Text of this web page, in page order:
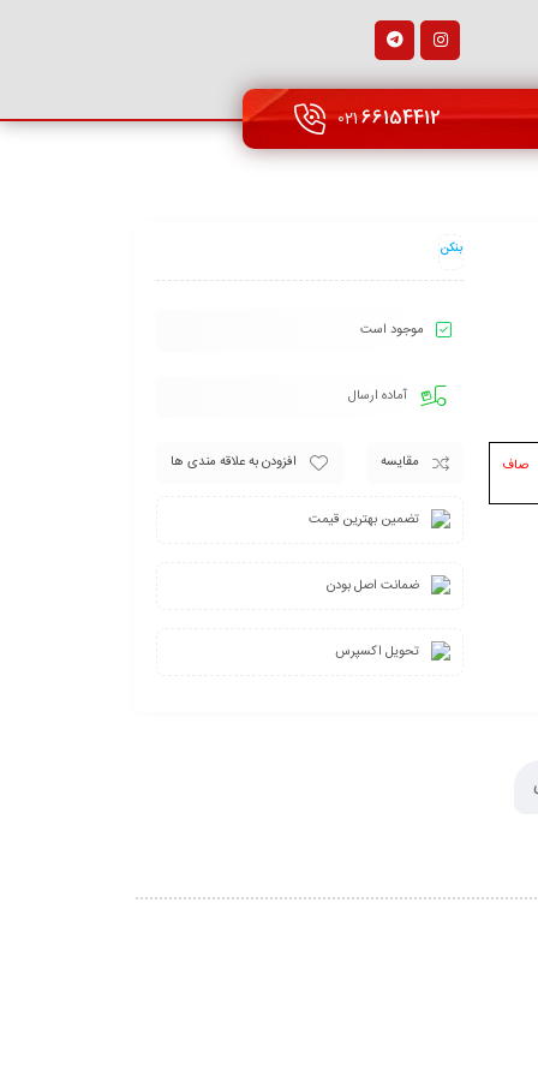
66154412
021
صاف
بنکن
موجود است
آماده ارسال
مقایسه افزودن به علاقه مندی ها
تضمین بهترین قیمت
ضمانت اصل بودن
تحویل اکسپرس